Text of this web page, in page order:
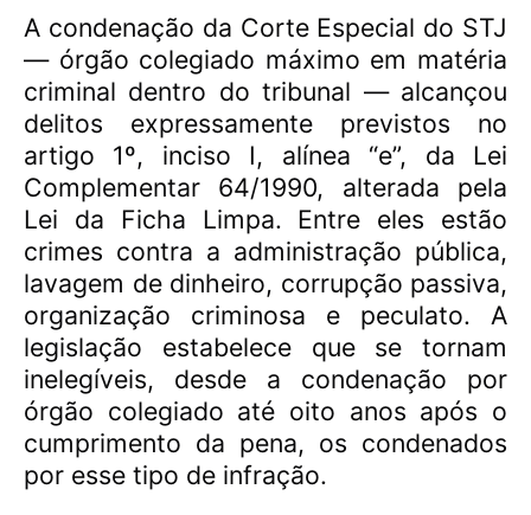
A condenação da Corte Especial do STJ
— órgão colegiado máximo em matéria
criminal dentro do tribunal — alcançou
delitos expressamente previstos no
artigo 1º, inciso I, alínea “e”, da Lei
Complementar 64/1990, alterada pela
Lei da Ficha Limpa. Entre eles estão
crimes contra a administração pública,
lavagem de dinheiro, corrupção passiva,
organização criminosa e peculato. A
legislação estabelece que se tornam
inelegíveis, desde a condenação por
órgão colegiado até oito anos após o
cumprimento da pena, os condenados
por esse tipo de infração.